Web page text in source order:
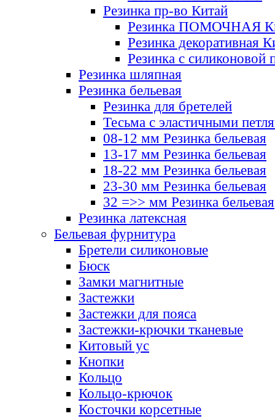
Резинка пр-во Китай
Резинка ПОМОЧНАЯ
Резинка декоративная
Резинка с силиконовой
Резинка шляпная
Резинка бельевая
Резинка для бретелей
Тесьма с эластичными
08-12 мм Резинка бельевая
13-17 мм Резинка бельевая
18-22 мм Резинка бельевая
23-30 мм Резинка бельевая
32 =>> мм Резинка бельевая
Резинка латексная
Бельевая фурнитура
Бретели силиконовые
Бюск
Замки магнитные
Застежки
Застежки для пояса
Застежки-крючки тканевые
Китовый ус
Кнопки
Кольцо
Кольцо-крючок
Косточки корсетные